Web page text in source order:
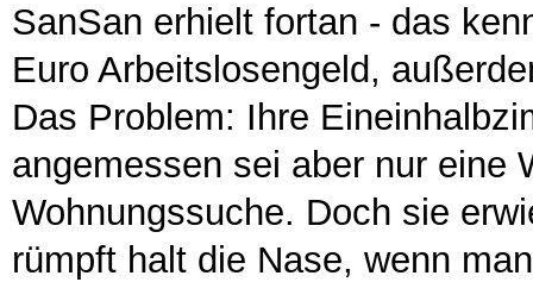
SanSan erhielt fortan - das
Euro Arbeitslosengeld,
Das Problem: Ihre
angemessen sei aber nur eine
Wohnungssuche. Doch sie
rümpft halt die Nase, wenn